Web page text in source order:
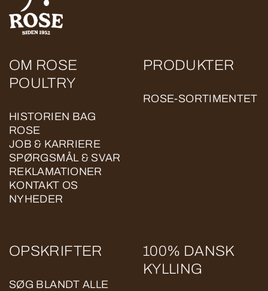
OM ROSE
POULTRY
HISTORIEN BAG
ROSE
JOB & KARRIERE
SPØRGSMÅL & SVAR
REKLAMATIONER
KONTAKT OS
NYHEDER
PRODUKTER
ROSE-SORTIMENTET
OPSKRIFTER
SØG BLANDT ALLE
100% DANSK
KYLLING